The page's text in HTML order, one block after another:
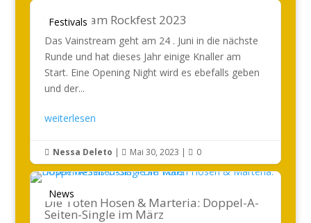
Festivals
Vainstream Rockfest 2023
Das Vainstream geht am 24 . Juni in die nächste
Runde und hat dieses Jahr einige Knaller am
Start. Eine Opening Night wird es ebefalls geben
und der...
weiterlesen
 Nessa Deleto |  Mai 30, 2023 |  0
News
Die Toten Hosen & Marteria: Doppel-A-
Seiten-Single im März